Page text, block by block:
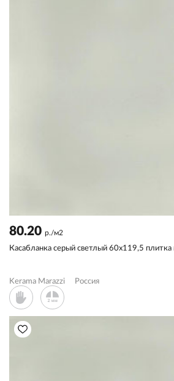
80.20 р./м2
Касабланка серый светлый 60x119,5
Kerama Marazzi Россия